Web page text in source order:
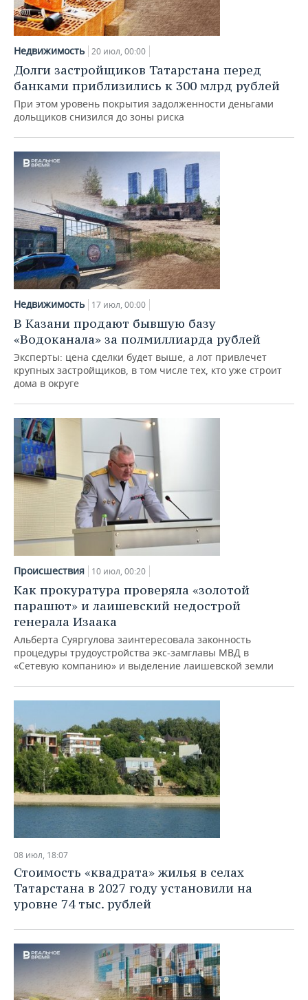
Недвижимость 20 июл, 00:00
Долги застройщиков Татарстана перед
банками приблизились к 300 млрд рублей
При этом уровень покрытия задолженности деньгами
дольщиков снизился до зоны риска
Недвижимость 17 июл, 00:00
В Казани продают бывшую базу
«Водоканала» за полмиллиарда рублей
Эксперты: цена сделки будет выше, а лот привлечет
крупных застройщиков, в том числе тех, кто уже строит
дома в округе
Происшествия 10 июл, 00:20
Как прокуратура проверяла «золотой
парашют» и лаишевский недострой
генерала Изаака
Альберта Суяргулова заинтересовала законность
процедуры трудоустройства экс-замглавы МВД в
«Сетевую компанию» и выделение лаишевской земли
08 июл, 18:07
Стоимость «квадрата» жилья в селах
Татарстана в 2027 году установили на
уровне 74 тыс. рублей